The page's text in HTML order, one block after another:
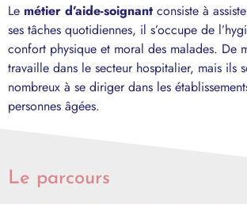
Le métier d’aide-soignant consiste à
ses tâches quotidiennes, il s’occupe de
confort physique et moral des malades. De
travaille dans le secteur hospitalier, mais ils
nombreux à se diriger dans les
personnes âgées.
Le parcours